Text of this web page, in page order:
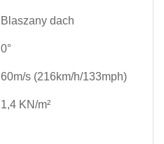
Blaszany dach
0°
60m/s (216km/h/133mph)
1,4 KN/m²